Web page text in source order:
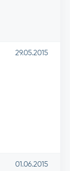
29.05.2015
01.06.2015